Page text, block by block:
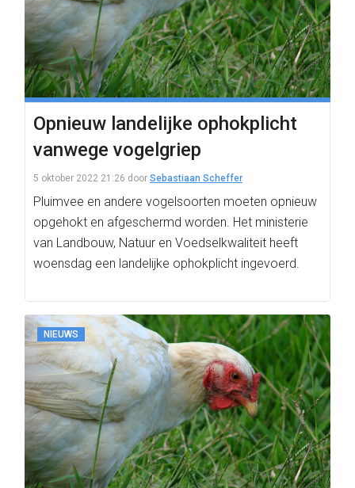
Opnieuw landelijke ophokplicht
vanwege vogelgriep
5 oktober 2022 21:26 door Sebastiaan Scheffer
Pluimvee en andere vogelsoorten moeten opnieuw
opgehokt en afgeschermd worden. Het ministerie
van Landbouw, Natuur en Voedselkwaliteit heeft
woensdag een landelijke ophokplicht ingevoerd.
NIEUWS